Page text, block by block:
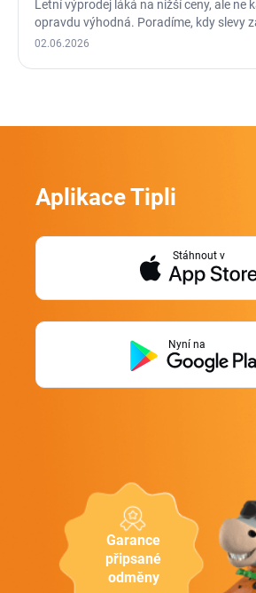
Letní výprodej láká na nižší ceny, ale ne
opravdu výhodná. Poradíme, kdy slevy
a…
02.06.2026
Garance
připsané
odměny
Aplikace Tipli
Stáhnout v
Nyní na